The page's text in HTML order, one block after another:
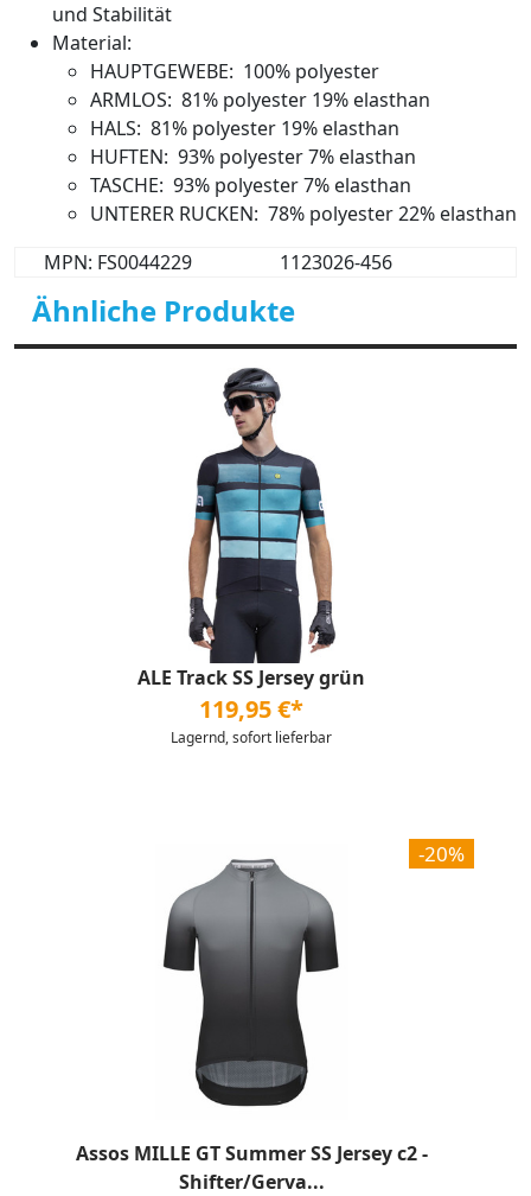
und Stabilität
Material:
HAUPTGEWEBE: 100% polyester
ARMLOS: 81% polyester 19% elasthan
HALS: 81% polyester 19% elasthan
HUFTEN: 93% polyester 7% elasthan
TASCHE: 93% polyester 7% elasthan
UNTERER RUCKEN: 78% polyester 22% elasthan
MPN: FS0044229
1123026-456
Ähnliche Produkte
ALE Track SS Jersey grün
119,95 €*
Lagernd, sofort lieferbar
-20%
Assos MILLE GT Summer SS Jersey c2 -
Shifter/Gerva...